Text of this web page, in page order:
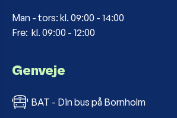
Man - tors: kl. 09:00 - 14:00
Fre: kl. 09:00 - 12:00
Genveje
BAT - Din bus på Bornholm